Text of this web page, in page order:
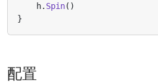
h. Spin()
}
配置